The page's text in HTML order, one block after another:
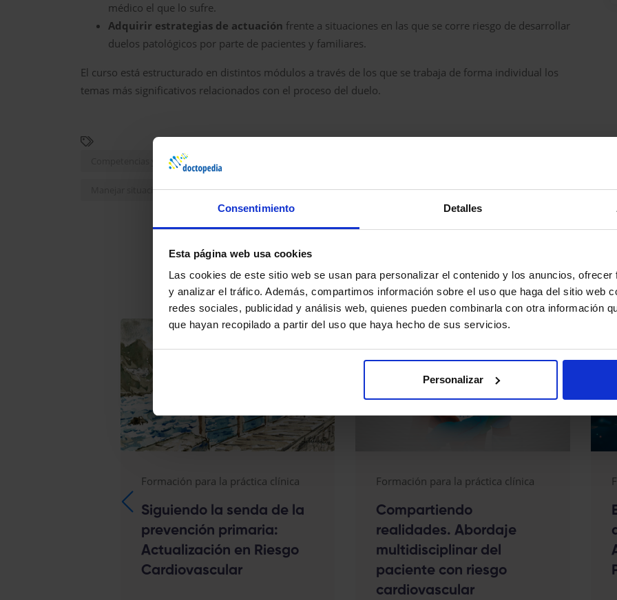
Consentimiento Detalles
Esta página web usa cookies
Las cookies de este sitio web se usan para personalizar el contenido y los anuncios,
y analizar el tráfico. Además, compartimos información sobre el uso que haga del sitio web
redes sociales, publicidad y análisis web, quienes pueden combinarla con otra información
que hayan recopilado a partir del uso que haya hecho de sus servicios.
Personalizar
médico el que lo sufre.
Adquirir estrategias de actuación frente a situaciones en las que se corre riesgo de desarrollar
duelos patológicos por parte de pacientes y familiares.
El curso está estructurado en distintos módulos a través de los que se trabaja de forma individual los
temas más significativos relacionados con el proceso del duelo.
Competencias y habilidades para la práctica clínica
Manejar situaciones complejas
OTROS CURSOS QUE LE PODRÍAN
Formación para la práctica clínica
Siguiendo la senda de la
prevención primaria:
Actualización en Riesgo
Cardiovascular
Formación para la práctica clínica
Compartiendo
realidades. Abordaje
multidisciplinar del
paciente con riesgo
cardiovascular